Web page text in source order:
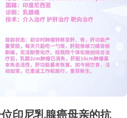
印尼乳腺癌母亲的抗